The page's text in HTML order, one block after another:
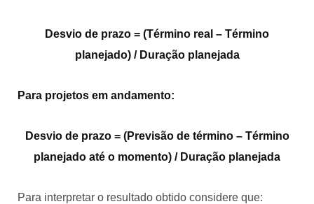
Desvio de prazo = (Término real – Término
planejado) / Duração planejada
Para projetos em andamento:
Desvio de prazo = (Previsão de término – Término
planejado até o momento) / Duração planejada
Para interpretar o resultado obtido considere que: